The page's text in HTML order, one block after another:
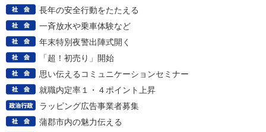
長年の安全行動をたたえる
一斉放水や乗車体験など
年末特別夜警出陣式開く
「超！初売り」開始
思い伝えるコミュニケーションセミナー
就職内定率１・４ポイント上昇
ラッピング広告事業者募集
蒲郡市内の魅力伝える